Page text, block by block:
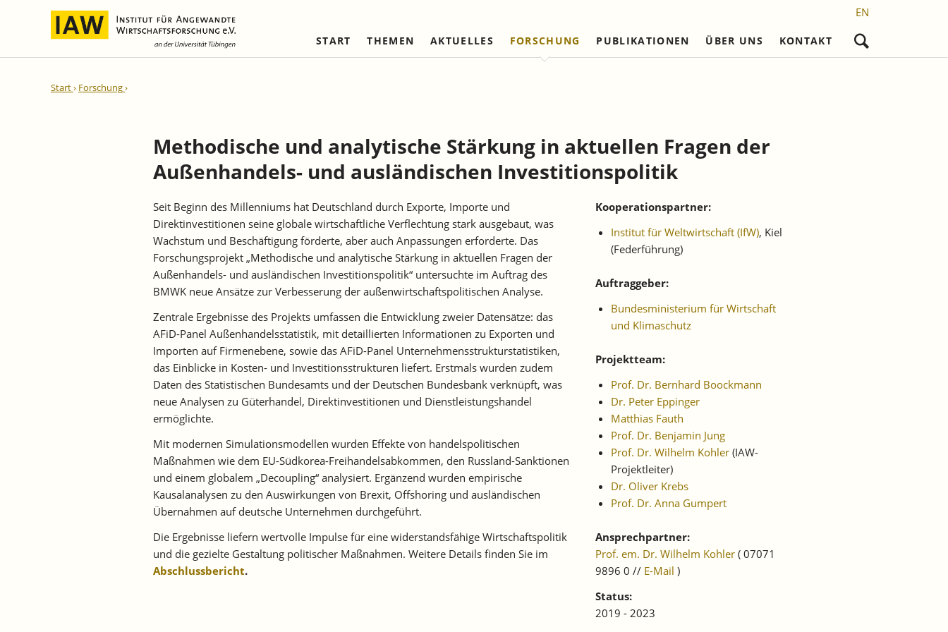
EN
Navigation
überspringen
START THEMEN AKTUELLES FORSCHUNG
Abgeschlossene Projekte
Abgeschlossene Projekte
Abgeschlossene Projekte
Promotionen
PUBLIKATIONEN
IAW-Diskussionspapiere
IAW-Kurzberichte
IAW-Policy Reports
IAW-Impulse
IAW-News
ÜBER UNS
Mitarbeiterinnen
Research Fellows
Sekretariat und IT
Studentische Hilfskräfte,
Praktikantinnen und Praktikanten
Firmenmitglieder
Persönliche Mitglieder
Satzung
Norbert-Kloten-Preis
Netzwerk Bessere Rechtssetzung
und Bürokratieabbau
Studentische Hilfskräfte,
Praktikantinnen und Praktikanten
KONTAKT
Start Forschung
Methodische und analytische Stärkung in aktuellen Fragen der
Außenhandels- und ausländischen Investitionspolitik
Seit Beginn des Millenniums hat Deutschland durch Exporte, Importe und
Direktinvestitionen seine globale wirtschaftliche Verflechtung stark ausgebaut, was
Wachstum und Beschäftigung förderte, aber auch Anpassungen erforderte. Das
Forschungsprojekt „Methodische und analytische Stärkung in aktuellen Fragen der
Außenhandels- und ausländischen Investitionspolitik“ untersuchte im Auftrag des
BMWK neue Ansätze zur Verbesserung der außenwirtschaftspolitischen Analyse.
Zentrale Ergebnisse des Projekts umfassen die Entwicklung zweier Datensätze: das
AFiD-Panel Außenhandelsstatistik, mit detaillierten Informationen zu Exporten und
Importen auf Firmenebene, sowie das AFiD-Panel Unternehmensstrukturstatistiken,
das Einblicke in Kosten- und Investitionsstrukturen liefert. Erstmals wurden zudem
Daten des Statistischen Bundesamts und der Deutschen Bundesbank verknüpft, was
neue Analysen zu Güterhandel, Direktinvestitionen und Dienstleistungshandel
ermöglichte.
Mit modernen Simulationsmodellen wurden Effekte von handelspolitischen
Maßnahmen wie dem EU-Südkorea-Freihandelsabkommen, den Russland-Sanktionen
und einem globalem „Decoupling“ analysiert. Ergänzend wurden empirische
Kausalanalysen zu den Auswirkungen von Brexit, Offshoring und ausländischen
Übernahmen auf deutsche Unternehmen durchgeführt.
Die Ergebnisse liefern wertvolle Impulse für eine widerstandsfähige Wirtschaftspolitik
und die gezielte Gestaltung politischer Maßnahmen. Weitere Details finden Sie im
Abschlussbericht.
Kooperationspartner:
Institut für Weltwirtschaft (IfW), Kiel
(Federführung)
Auftraggeber:
Bundesministerium für Wirtschaft
und Klimaschutz
Projektteam:
Prof. Dr. Bernhard Boockmann
Dr. Peter Eppinger
Matthias Fauth
Prof. Dr. Benjamin Jung
Prof. Dr. Wilhelm Kohler(IAW-
Projektleiter)
Dr. Oliver Krebs
Prof. Dr. Anna Gumpert
Ansprechpartner:
Prof. em. Dr. Wilhelm Kohler( 07071
9896 0 // E-Mail )
Status:
2019 - 2023